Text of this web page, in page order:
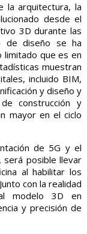
la arquitectura, la
desde el
3D durante las
de diseño se ha
limitado que es en
muestran
incluido BIM,
y diseño y
construcción y
mayor en el ciclo
de 5G y el
será posible llevar
al habilitar los
con la realidad
modelo 3D en
y precisión de